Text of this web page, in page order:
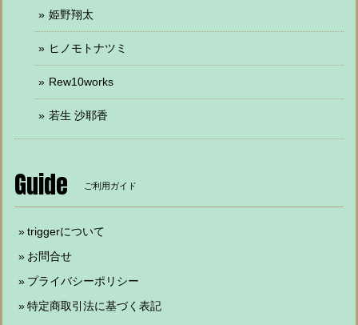
姫野翔太
ヒノモトナツミ
Rew10works
若生 沙耶香
Guide ご利用ガイド
triggerについて
お問合せ
プライバシーポリシー
特定商取引法に基づく表記